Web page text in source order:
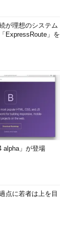
が理想のシステム
ExpressRoute」を
alpha」が登場
点に若者は上を目